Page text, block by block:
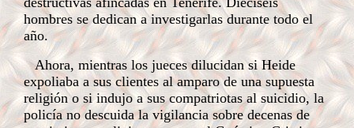
hombres se dedican a investigarlas durante todo el
año.
Ahora, mientras los jueces dilucidan si Heide
expoliaba a sus clientes al amparo de una supuesta
religión o si indujo a sus compatriotas al suicidio, la
policía no descuida la vigilancia sobre decenas de